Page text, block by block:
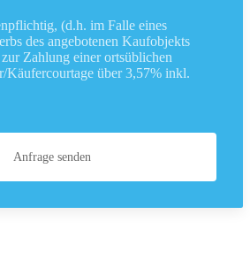
(d.h. im Falle eines
des angebotenen Kaufobjekts
Zahlung einer ortsüblichen
Käufercourtage über 3,57% inkl.
Anfrage senden